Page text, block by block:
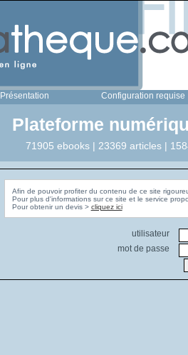
Présentation Configuration requise
Plateforme
71905 ebooks | 23369 articles |
Afin de pouvoir profiter du contenu de ce site
Pour plus d'informations sur ce site et le service
Pour obtenir un devis > cliquez ici
utilisateur
mot de passe